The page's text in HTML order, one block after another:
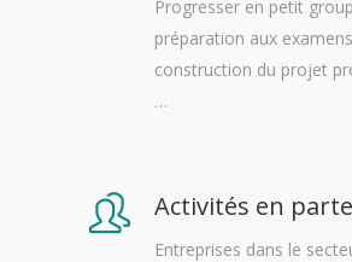
Progresser en petit
préparation aux
construction du projet
…
Activités en
Entreprises dans le